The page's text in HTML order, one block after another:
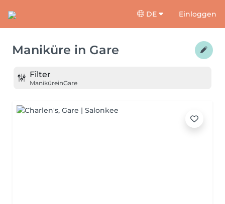
DE Einloggen
Maniküre in Gare
Filter
ManiküreinGare